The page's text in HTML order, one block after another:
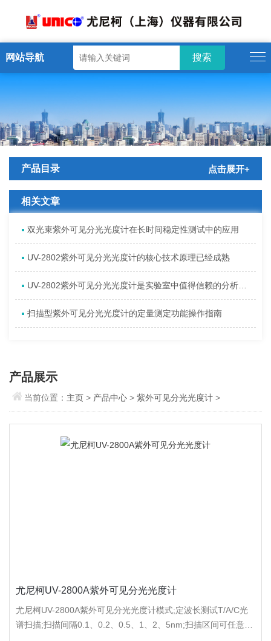
网站导航
产品目录 点击展开+
相关文章
双光束紫外可见分光光度计在长时间稳定性测试中的应用
UV-2802紫外可见分光光度计的核心技术原理已经成熟
UV-2802紫外可见分光光度计是实验室中值得信赖的分析工具
扫描型紫外可见分光光度计的定量测定功能操作指南
产品展示
当前位置： 主页> 产品中心>紫外可见分光光度计 >
尤尼柯UV-2800A紫外可见分光光度计
尤尼柯UV-2800A紫外可见分光光度计模式;定波长测试T/A/C光
谱扫描;扫描间隔0.1、0.2、0.5、1、2、5nm;扫描区间可任意设